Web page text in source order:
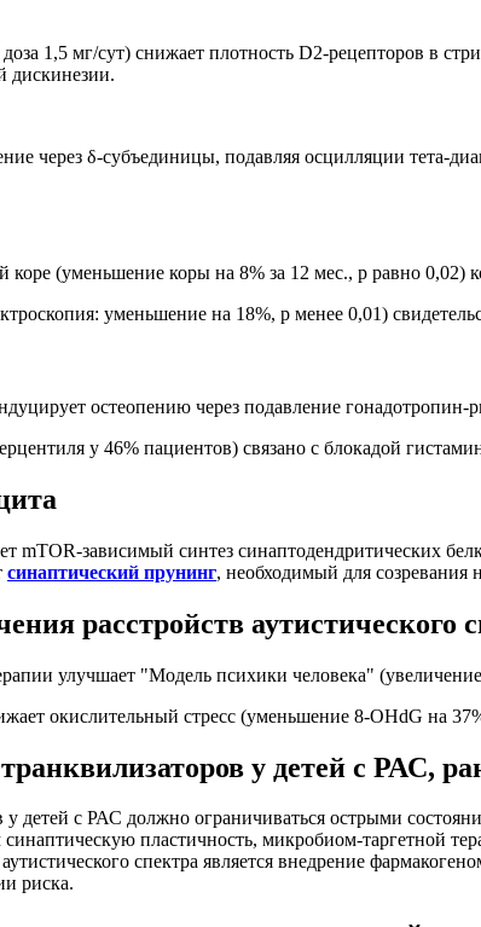
1,5 мг/сут) снижает плотность D2-рецепторов в
дискинезии.
через δ-субъединицы, подавляя осцилляции тета-
коре (уменьшение коры на 8% за 12 мес., p равно 0,02)
уменьшение на 18%, p менее 0,01)
остеопению через подавление
у 46% пациентов) связано с блокадой
mTOR-зависимый синтез синаптодендритических
синаптический прунинг, необходимый для созревания
расстройств аутистического
улучшает "Модель психики человека"
окислительный стресс (уменьшение 8-OHdG на
у детей с РАС,
детей с РАС должно ограничиваться острыми
пластичность, микробиом-таргетной
спектра является внедрение
риска.